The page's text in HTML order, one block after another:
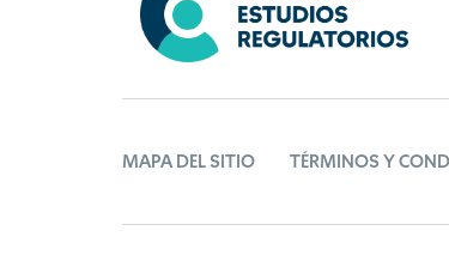
MAPA DEL SITIO TÉRMINOS Y